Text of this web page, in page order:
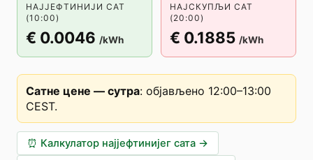
НАЈЈЕФТИНИЈИ САТ
(10:00)
€ 0.0046 /kWh
НАЈСКУПЉИ САТ
(20:00)
€ 0.1885 /kWh
Сатне цене — сутра: објављено 12:00–13:00
CEST.
⏰ Калкулатор најјефтинијег сата →